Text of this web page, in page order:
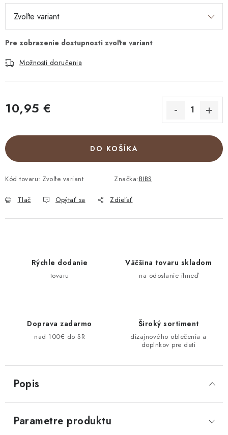
Možnosti doručenia
10,95 €
DO KOŠÍKA
Kód tovaru: Zvoľte variant Značka:BIBS
Tlač Opýtať sa Zdieľať
Rýchle dodanie
tovaru
Väčšina tovaru skladom
na odoslanie ihneď
Doprava zadarmo
nad 100€ do SR
Široký sortiment
dizajnového oblečenia a
doplnkov pre deti
Popis
Parametre produktu